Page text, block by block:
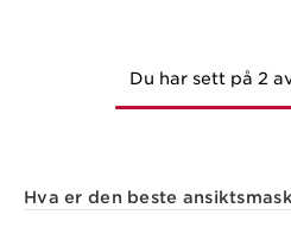
Du har sett på 2
Hva er den beste